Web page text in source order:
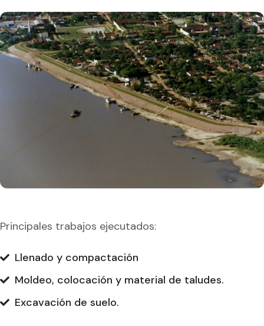
Principales trabajos ejecutados:
Llenado y compactación
Moldeo, colocación y material de taludes.
Excavación de suelo.